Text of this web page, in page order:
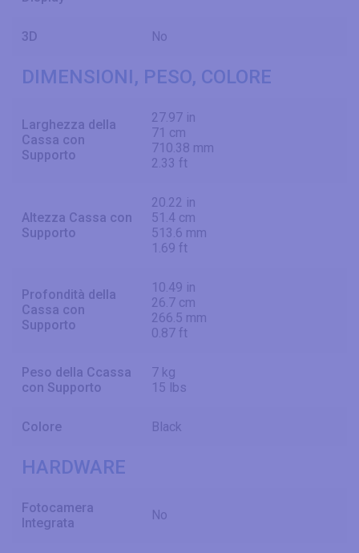
3D No
DIMENSIONI, PESO, COLORE
Larghezza della
Cassa con
Supporto
27.97 in
71 cm
710.38 mm
2.33 ft
Altezza Cassa con
Supporto
20.22 in
51.4 cm
513.6 mm
1.69 ft
Profondità della
Cassa con
Supporto
10.49 in
26.7 cm
266.5 mm
0.87 ft
Peso della Ccassa
con Supporto
7 kg
15 lbs
Colore Black
HARDWARE
Fotocamera
Integrata
No